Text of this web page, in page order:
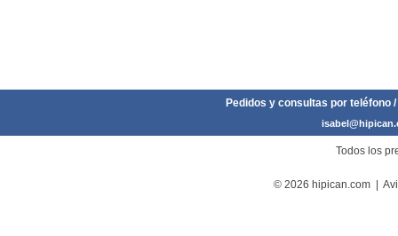
Pedidos y consultas por teléfono
Todos los
© 2026 hipican.com |